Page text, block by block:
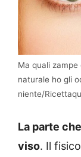
Ma quali
naturale ho gli
niente/
La parte
viso. Il